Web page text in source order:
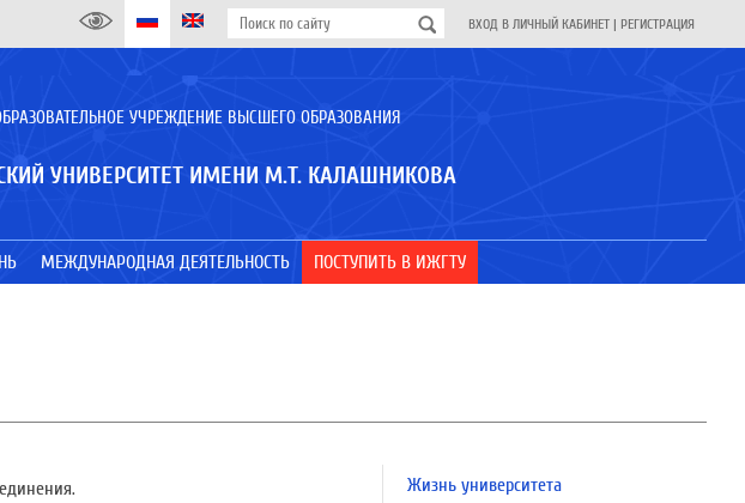
ВХОД В ЛИЧНЫЙ КАБИНЕТ | РЕГИСТРАЦИЯ
УЧРЕЖДЕНИЕ ВЫСШЕГО ОБРАЗОВАНИЯ
УНИВЕРСИТЕТ ИМЕНИ М.Т. КАЛАШНИКОВА
МЕЖДУНАРОДНАЯ ДЕЯТЕЛЬНОСТЬ ПОСТУПИТЬ В ИЖГТУ
Жизнь университета